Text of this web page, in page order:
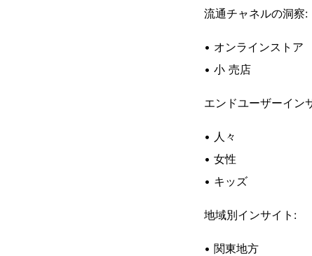
流通チャネルの洞察:
• オンラインストア
• 小 売店
エンドユーザーイン
• 人々
• 女性
• キッズ
地域別インサイト:
• 関東地方